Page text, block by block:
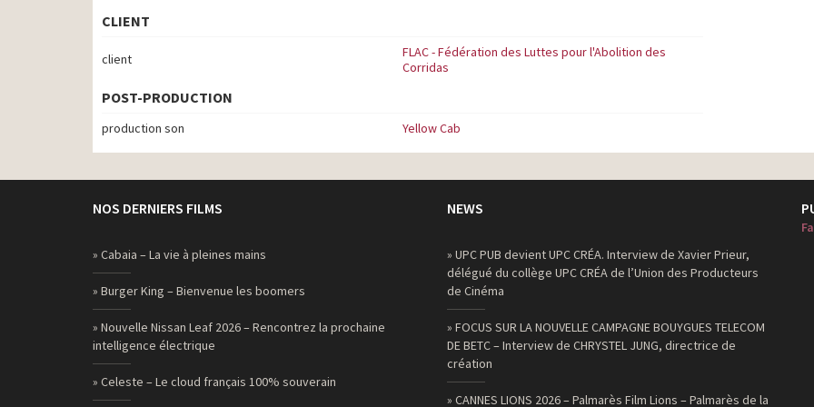
CLIENT
client
FLAC - Fédération des Luttes pour l'Abolition des
Corridas
POST-PRODUCTION
production son Yellow Cab
NOS DERNIERS FILMS
» Cabaia – La vie à pleines mains
» Burger King – Bienvenue les boomers
» Nouvelle Nissan Leaf 2026 – Rencontrez la prochaine
intelligence électrique
» Celeste – Le cloud français 100% souverain
NEWS
» UPC PUB devient UPC CRÉA. Interview de Xavier Prieur,
délégué du collège UPC CRÉA de l’Union des Producteurs
de Cinéma
» FOCUS SUR LA NOUVELLE CAMPAGNE BOUYGUES TELECOM
DE BETC – Interview de CHRYSTEL JUNG, directrice de
création
» CANNES LIONS 2026 – Palmarès Film Lions – Palmarès de la